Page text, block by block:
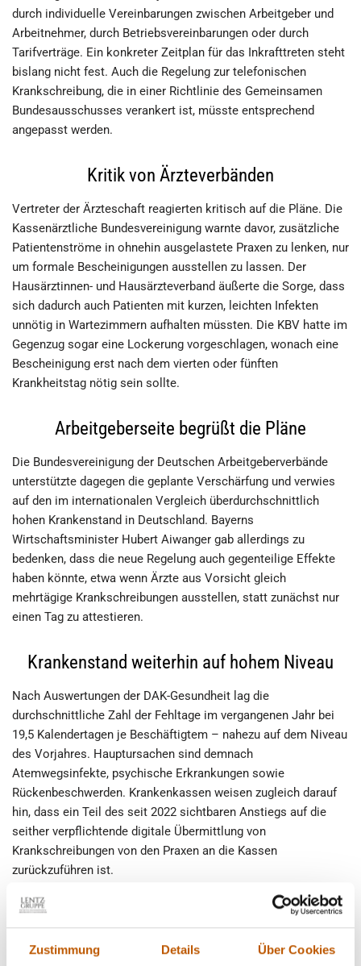
Zustimmung Details Über Cookies
durch individuelle Vereinbarungen zwischen Arbeitgeber und
Arbeitnehmer, durch Betriebsvereinbarungen oder durch
Tarifverträge. Ein konkreter Zeitplan für das Inkrafttreten steht
bislang nicht fest. Auch die Regelung zur telefonischen
Krankschreibung, die in einer Richtlinie des Gemeinsamen
Bundesausschusses verankert ist, müsste entsprechend
angepasst werden.
Kritik von Ärzteverbänden
Vertreter der Ärzteschaft reagierten kritisch auf die Pläne. Die
Kassenärztliche Bundesvereinigung warnte davor, zusätzliche
Patientenströme in ohnehin ausgelastete Praxen zu lenken, nur
um formale Bescheinigungen ausstellen zu lassen. Der
Hausärztinnen- und Hausärzteverband äußerte die Sorge, dass
sich dadurch auch Patienten mit kurzen, leichten Infekten
unnötig in Wartezimmern aufhalten müssten. Die KBV hatte im
Gegenzug sogar eine Lockerung vorgeschlagen, wonach eine
Bescheinigung erst nach dem vierten oder fünften
Krankheitstag nötig sein sollte.
Arbeitgeberseite begrüßt die Pläne
Die Bundesvereinigung der Deutschen Arbeitgeberverbände
unterstützte dagegen die geplante Verschärfung und verwies
auf den im internationalen Vergleich überdurchschnittlich
hohen Krankenstand in Deutschland. Bayerns
Wirtschaftsminister Hubert Aiwanger gab allerdings zu
bedenken, dass die neue Regelung auch gegenteilige Effekte
haben könnte, etwa wenn Ärzte aus Vorsicht gleich
mehrtägige Krankschreibungen ausstellen, statt zunächst nur
einen Tag zu attestieren.
Krankenstand weiterhin auf hohem Niveau
Nach Auswertungen der DAK-Gesundheit lag die
durchschnittliche Zahl der Fehltage im vergangenen Jahr bei
19,5 Kalendertagen je Beschäftigtem – nahezu auf dem Niveau
des Vorjahres. Hauptursachen sind demnach
Atemwegsinfekte, psychische Erkrankungen sowie
Rückenbeschwerden. Krankenkassen weisen zugleich darauf
hin, dass ein Teil des seit 2022 sichtbaren Anstiegs auf die
seither verpflichtende digitale Übermittlung von
Krankschreibungen von den Praxen an die Kassen
zurückzuführen ist.
Weitere Pläne der Koalition sehen zudem schärfere
Sanktionen für das unrichtige Ausstellen von
Arbeitsunfähigkeitsbescheinigungen sowie die geplante